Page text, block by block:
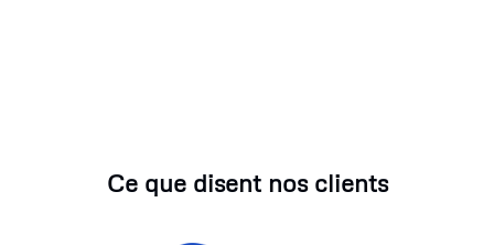
Ce que disent nos clients